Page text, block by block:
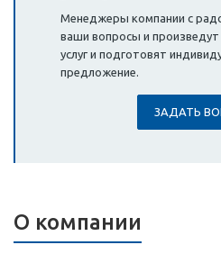
Менеджеры компании с
ваши вопросы и произведут
услуг и подготовят
предложение.
ЗАДАТЬ
О компании